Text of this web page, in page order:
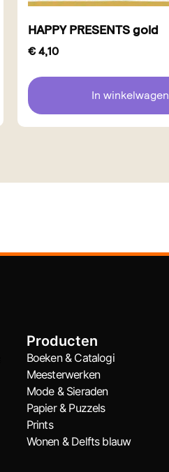
HAPPY PRESENTS gold
€4,10
In winkelwagen
Producten
Boeken & Catalogi
Meesterwerken
Mode & Sieraden
Papier & Puzzels
Prints
Wonen & Delfts blauw